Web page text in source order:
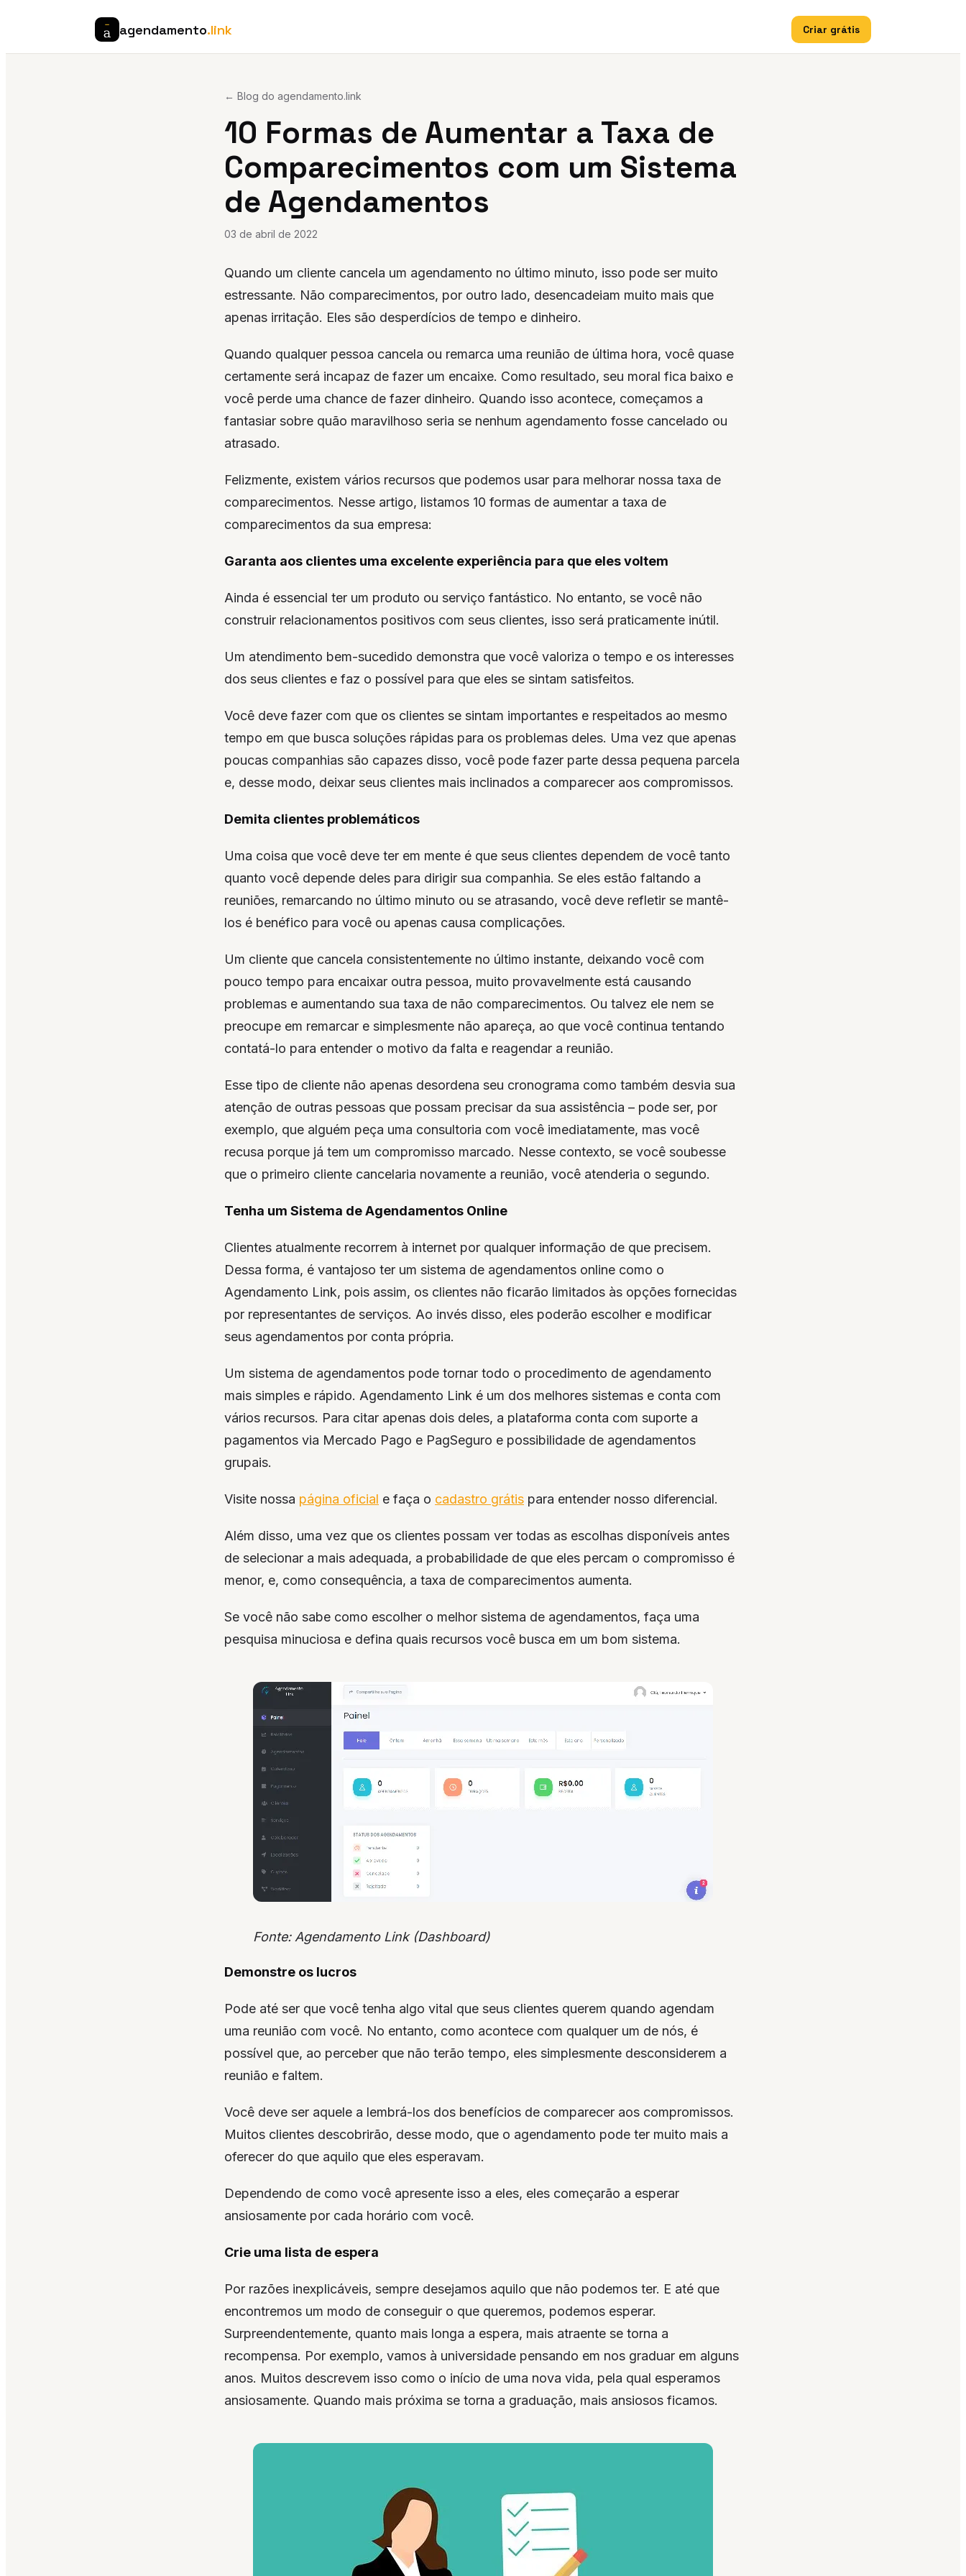
agendamento.link Criar grátis
← Blog do agendamento.link
10 Formas de Aumentar a Taxa de
Comparecimentos com um Sistema
de Agendamentos
03 de abril de 2022
Quando um cliente cancela um agendamento no último minuto, isso pode ser muito
estressante. Não comparecimentos, por outro lado, desencadeiam muito mais que
apenas irritação. Eles são desperdícios de tempo e dinheiro.
Quando qualquer pessoa cancela ou remarca uma reunião de última hora, você quase
certamente será incapaz de fazer um encaixe. Como resultado, seu moral fica baixo e
você perde uma chance de fazer dinheiro. Quando isso acontece, começamos a
fantasiar sobre quão maravilhoso seria se nenhum agendamento fosse cancelado ou
atrasado.
Felizmente, existem vários recursos que podemos usar para melhorar nossa taxa de
comparecimentos. Nesse artigo, listamos 10 formas de aumentar a taxa de
comparecimentos da sua empresa:
Garanta aos clientes uma excelente experiência para que eles voltem
Ainda é essencial ter um produto ou serviço fantástico. No entanto, se você não
construir relacionamentos positivos com seus clientes, isso será praticamente inútil.
Um atendimento bem-sucedido demonstra que você valoriza o tempo e os interesses
dos seus clientes e faz o possível para que eles se sintam satisfeitos.
Você deve fazer com que os clientes se sintam importantes e respeitados ao mesmo
tempo em que busca soluções rápidas para os problemas deles. Uma vez que apenas
poucas companhias são capazes disso, você pode fazer parte dessa pequena parcela
e, desse modo, deixar seus clientes mais inclinados a comparecer aos compromissos.
Demita clientes problemáticos
Uma coisa que você deve ter em mente é que seus clientes dependem de você tanto
quanto você depende deles para dirigir sua companhia. Se eles estão faltando a
reuniões, remarcando no último minuto ou se atrasando, você deve refletir se mantê-
los é benéfico para você ou apenas causa complicações.
Um cliente que cancela consistentemente no último instante, deixando você com
pouco tempo para encaixar outra pessoa, muito provavelmente está causando
problemas e aumentando sua taxa de não comparecimentos. Ou talvez ele nem se
preocupe em remarcar e simplesmente não apareça, ao que você continua tentando
contatá-lo para entender o motivo da falta e reagendar a reunião.
Esse tipo de cliente não apenas desordena seu cronograma como também desvia sua
atenção de outras pessoas que possam precisar da sua assistência – pode ser, por
exemplo, que alguém peça uma consultoria com você imediatamente, mas você
recusa porque já tem um compromisso marcado. Nesse contexto, se você soubesse
que o primeiro cliente cancelaria novamente a reunião, você atenderia o segundo.
Tenha um Sistema de Agendamentos Online
Clientes atualmente recorrem à internet por qualquer informação de que precisem.
Dessa forma, é vantajoso ter um sistema de agendamentos online como o
Agendamento Link, pois assim, os clientes não ficarão limitados às opções fornecidas
por representantes de serviços. Ao invés disso, eles poderão escolher e modificar
seus agendamentos por conta própria.
Um sistema de agendamentos pode tornar todo o procedimento de agendamento
mais simples e rápido. Agendamento Link é um dos melhores sistemas e conta com
vários recursos. Para citar apenas dois deles, a plataforma conta com suporte a
pagamentos via Mercado Pago e PagSeguro e possibilidade de agendamentos
grupais.
Visite nossa página oficial e faça o cadastro grátis para entender nosso diferencial.
Além disso, uma vez que os clientes possam ver todas as escolhas disponíveis antes
de selecionar a mais adequada, a probabilidade de que eles percam o compromisso é
menor, e, como consequência, a taxa de comparecimentos aumenta.
Se você não sabe como escolher o melhor sistema de agendamentos, faça uma
pesquisa minuciosa e defina quais recursos você busca em um bom sistema.
Fonte: Agendamento Link (Dashboard)
Demonstre os lucros
Pode até ser que você tenha algo vital que seus clientes querem quando agendam
uma reunião com você. No entanto, como acontece com qualquer um de nós, é
possível que, ao perceber que não terão tempo, eles simplesmente desconsiderem a
reunião e faltem.
Você deve ser aquele a lembrá-los dos benefícios de comparecer aos compromissos.
Muitos clientes descobrirão, desse modo, que o agendamento pode ter muito mais a
oferecer do que aquilo que eles esperavam.
Dependendo de como você apresente isso a eles, eles começarão a esperar
ansiosamente por cada horário com você.
Crie uma lista de espera
Por razões inexplicáveis, sempre desejamos aquilo que não podemos ter. E até que
encontremos um modo de conseguir o que queremos, podemos esperar.
Surpreendentemente, quanto mais longa a espera, mais atraente se torna a
recompensa. Por exemplo, vamos à universidade pensando em nos graduar em alguns
anos. Muitos descrevem isso como o início de uma nova vida, pela qual esperamos
ansiosamente. Quando mais próxima se torna a graduação, mais ansiosos ficamos.